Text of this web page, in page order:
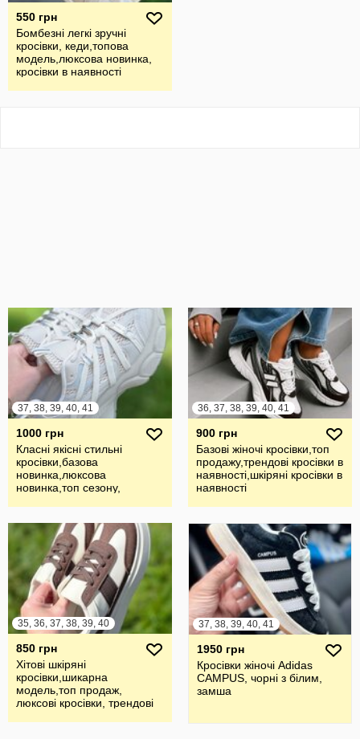
550 грн
Бомбезні легкі зручні
кросівки, кеди,топова
модель,люксова новинка,
кросівки в наявності
37, 38, 39, 40, 41
1000 грн
Класні якісні стильні
кросівки,базова
новинка,люксова
новинка,топ сезону,
36, 37, 38, 39, 40, 41
900 грн
Базові жіночі кросівки,топ
продажу,трендові кросівки в
наявності,шкіряні кросівки в
наявності
35, 36, 37, 38, 39, 40
850 грн
Хітові шкіряні
кросівки,шикарна
модель,топ продаж,
люксові кросівки, трендові
37, 38, 39, 40, 41
1950 грн
Кросівки жіночі Adidas
CAMPUS, чорні з білим,
замша